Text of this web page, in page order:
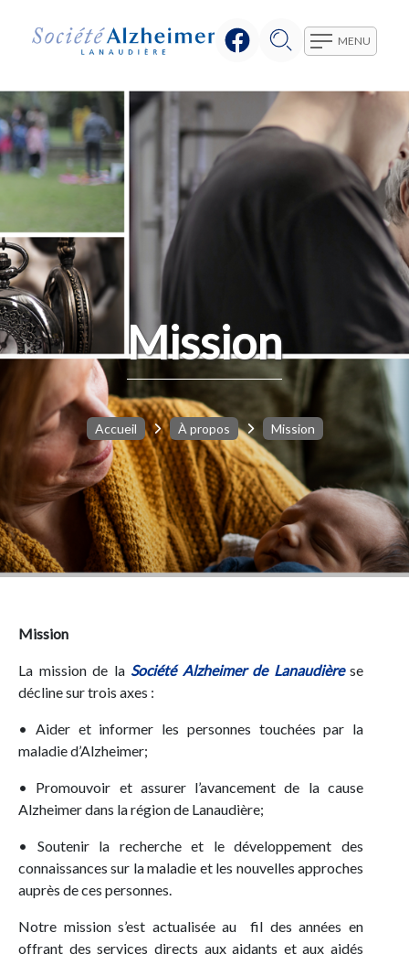
MENU
Mission
Accueil À propos Mission
Mission
La mission de la Société Alzheimer de Lanaudière se
décline sur trois axes :
• Aider et informer les personnes touchées par la
maladie d’Alzheimer;
• Promouvoir et assurer l’avancement de la cause
Alzheimer dans la région de Lanaudière;
• Soutenir la recherche et le développement des
connaissances sur la maladie et les nouvelles approches
auprès de ces personnes.
Notre mission s’est actualisée au ­ fil des années en
offrant des services directs aux aidants et aux aidés